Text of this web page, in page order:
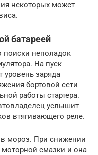
некоторых может
батареей
поиски неполадок
На пуск
уровень заряда
бортовой сети
работы стартера.
услышит
втягивающего реле.
в мороз. При снижении
моторной смазки и она